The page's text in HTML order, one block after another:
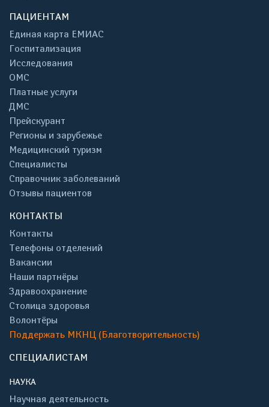
ПАЦИЕНТАМ
Единая карта ЕМИАС
Госпитализация
Исследования
ОМС
Платные услуги
ДМС
Прейскурант
Регионы и зарубежье
Медицинский туризм
Специалисты
Справочник заболеваний
Отзывы пациентов
КОНТАКТЫ
Контакты
Телефоны отделений
Вакансии
Наши партнёры
Здравоохранение
Столица здоровья
Волонтёры
Поддержать МКНЦ (Благотворительность)
СПЕЦИАЛИСТАМ
НАУКА
Научная деятельность